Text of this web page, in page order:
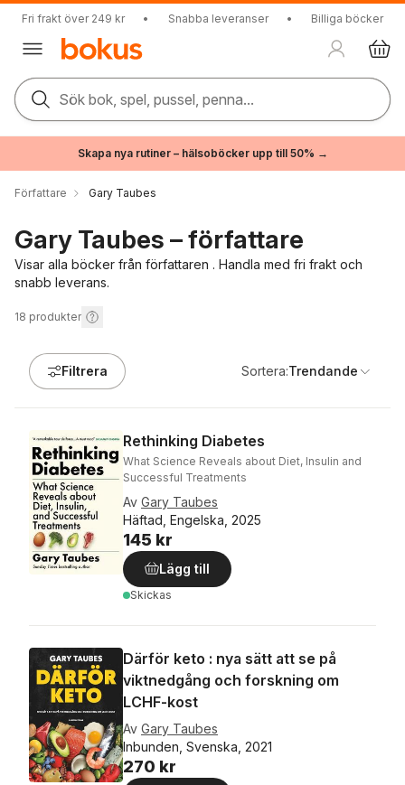
Fri frakt över 249 kr • Snabba leveranser • Billiga böcker
Sök bok, spel, pussel, penna...
Skapa nya rutiner – hälsoböcker upp till 50% →
Författare Gary Taubes
Gary Taubes – författare
Visar alla böcker från författaren . Handla med fri frakt och
snabb leverans.
18 produkter
Filtrera Sortera:Trendande
Rethinking Diabetes
What Science Reveals about Diet, Insulin and
Successful Treatments
Av Gary Taubes
Häftad, Engelska, 2025
145 kr
Lägg till
Skickas
Därför keto : nya sätt att se på
viktnedgång och forskning om
LCHF-kost
Av Gary Taubes
Inbunden, Svenska, 2021
270 kr